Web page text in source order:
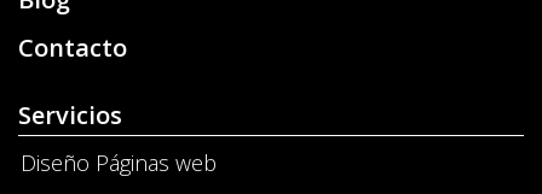
Contacto
Servicios
Diseño Páginas web